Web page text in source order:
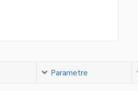
Parametre